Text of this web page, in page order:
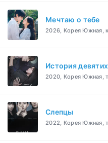
Мечтаю о тебе
2026, Корея Южная,
История
2020, Корея Южная,
Слепцы
2022, Корея Южная,